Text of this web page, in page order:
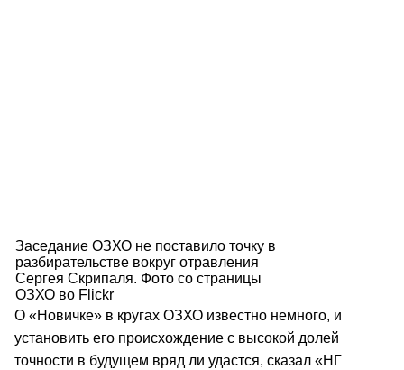
Заседание ОЗХО не поставило точку в
разбирательстве вокруг отравления
Сергея Скрипаля. Фото со страницы
ОЗХО во Flickr
О «Новичке» в кругах ОЗХО известно немного, и
установить его происхождение с высокой долей
точности в будущем вряд ли удастся, сказал «НГ